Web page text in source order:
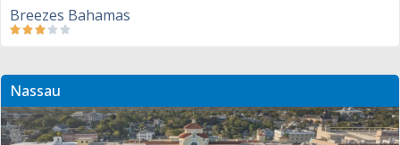
Breezes Bahamas
Nassau